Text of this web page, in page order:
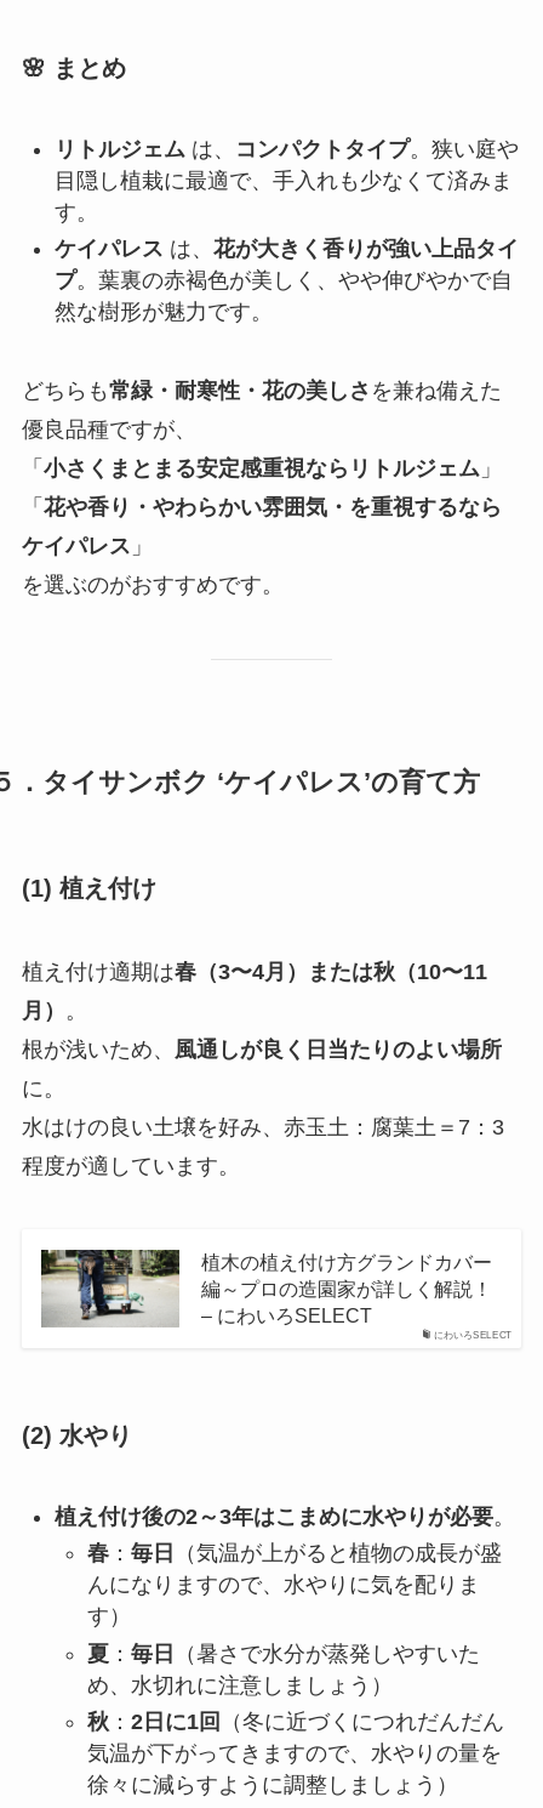
🌸 まとめ
リトルジェム は、 コンパクトタイプ。狭い庭や
目隠し植栽に最適で、手入れも少なくて済みま
す。
ケイパレス は、 花が大きく香りが強い上品タイ
プ。葉裏の赤褐色が美しく、やや伸びやかで自
然な樹形が魅力です。
どちらも常緑・耐寒性・花の美しさ を兼ね備えた
優良品種ですが、
「 小さくまとまる安定感重視ならリトルジェム」
「 花や香り・やわらかい雰囲気・を重視するなら
ケイパレス 」
を選ぶのがおすすめです。
．タイサンボク ‘ケイパレス’の育て方
(1) 植え付け
植え付け適期は春（3〜4月）または秋（10〜11
月） 。
根が浅いため、 風通しが良く日当たりのよい場所
に。
水はけの良い土壌を好み、赤玉土：腐葉土＝7：3
程度が適しています。
にわいろSELECT
植木の植え付け方グランドカバー
編～プロの造園家が詳しく解説！
– にわいろSELECT
(2) 水やり
植え付け後の2～3年はこまめに水やりが必要。
春： 毎日
（気温が上がると植物の成長が盛
んになりますので、水やりに気を配りま
す）
夏： 毎日
（暑さで水分が蒸発しやすいた
め、水切れに注意しましょう）
秋： 2日に1回
（冬に近づくにつれだんだん
気温が下がってきますので、水やりの量を
徐々に減らすように調整しましょう）